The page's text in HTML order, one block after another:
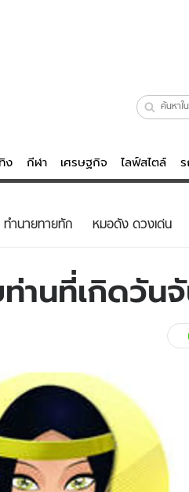
ง กีฬา เศรษฐกิจ ไลฟ์สไตล์
- ตรวจหวย
ยไทย
ไลฟ์ส
วัยรุ่น
รถยนต์
ทํานายทายทัก หมอดัง ดวงเด่น
านที่เกิดวัน